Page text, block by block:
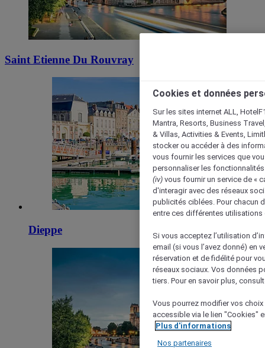
Saint Etienne Du Rouvray
Dieppe
Cookies et données
Sur les sites internet ALL,
Mantra, Resorts, Business
& Villas, Activities & Events,
stocker ou accéder à des
vous fournir les services que
personnaliser les
(iv) vous fournir un service de «
d'interagir avec des réseaux
publicités ciblées. Pour chacun
entre ces différentes utilisations
Si vous acceptez l’utilisation
email (si vous l’avez donné) en
réservation et de fidélité pour
réseaux sociaux. Vos données
tiers. Pour en savoir plus,
Vous pourrez modifier vos
accessible via le lien "Cookies"
Plus d'informations
Nos partenaires